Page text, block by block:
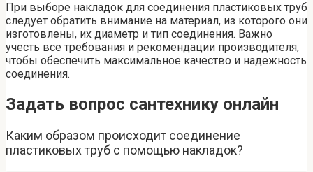
При выборе накладок для соединения пластиковых труб
следует обратить внимание на материал, из которого они
изготовлены, их диаметр и тип соединения. Важно
учесть все требования и рекомендации производителя,
чтобы обеспечить максимальное качество и надежность
соединения.
Задать вопрос сантехнику онлайн
Каким образом происходит соединение
пластиковых труб с помощью накладок?